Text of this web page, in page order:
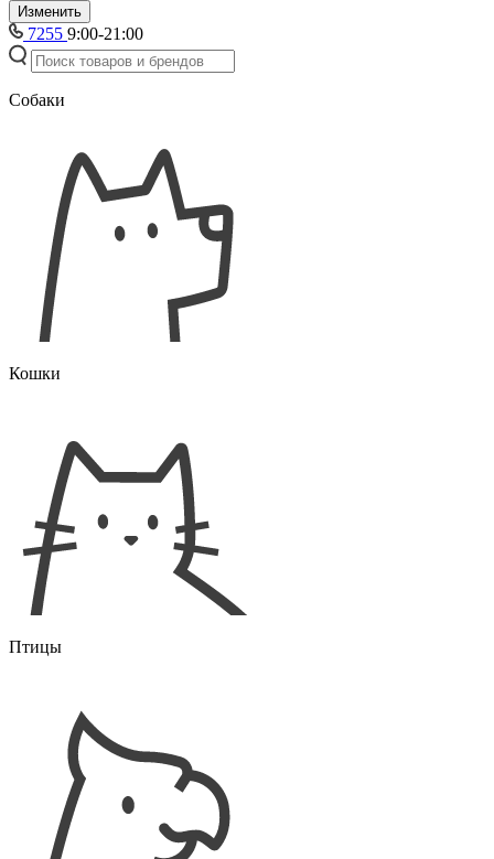
Изменить
7255 9:00-21:00
Собаки
Кошки
Птицы